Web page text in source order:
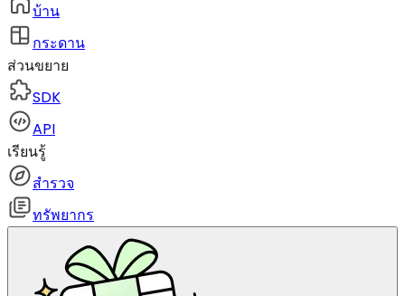
บ้าน
กระดาน
ส่วนขยาย
SDK
API
เรียนรู้
สำรวจ
ทรัพยากร